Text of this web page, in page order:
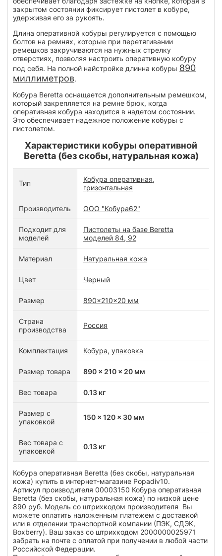
закрытом состоянии фиксирует пистолет в кобуре,
удерживая его за рукоять.
Длина оперативной кобуры регулируется с помощью
болтов на ремнях, которые при перетягивании
ремешков закручиваются на нужных стрелку
отверстиях, позволяя настроить оперативную кобуру
под себя. На полной найстройке длинна кобуры 890
миллиметров.
Кобура Beretta оснащается дополнительным ремешком,
который закрепляется на ремне брюк, когда
оперативная кобура находится в надетом состоянии.
Это обеспечивает надежное положение кобуры с
пистолетом.
Характеристики кобуры оперативной
Beretta (без скобы, натуральная кожа)
Тип
Кобура оперативная,
гризонтальная
Производитель ООО "Кобура62"
Подходит для
моделей
Пистолеты на базе Beretta
моделей 84, 92
Материал Натуральная кожа
Цвет Черный
Размер 890x210x20 мм
Страна
производства
Россия
Комплектация Кобура, упаковка
Размер товара 890 x 210 x 20 мм
Вес товара 0.13 кг
Размер с
упаковкой
150 x 120 x 30 мм
Вес товара с
упаковкой
0.13 кг
Кобура оперативная Beretta (без скобы, натуральная
кожа) купить в интернет-магазине Popadiv10.
Артикул производителя 00003150 Кобура оперативная
Beretta (без скобы, натуральная кожа) по низкой цене
890 руб. Модель со штрихкодом производителя Вы
можете оплатить наложенным платежем с доставкой
или в отделении транспортной компании (ПЭК, СДЭК,
Boxberry). Ваш заказ со штрихкодом 2000000025971
забрать на почте с оплатой при получении в любой части
Российской Федерации.